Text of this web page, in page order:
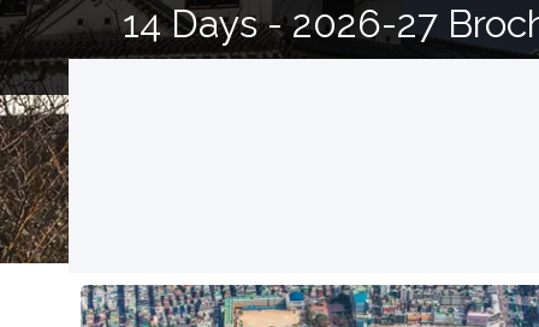
14 Days -2026-27